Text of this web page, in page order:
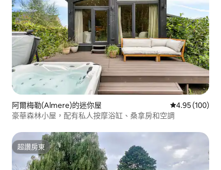
阿爾梅勒(Almere)的迷你屋 從 100 則評價
4.95 (100)
豪華森林小屋，配有私人按摩浴缸、桑拿房和空調
超讚房東
超讚房東